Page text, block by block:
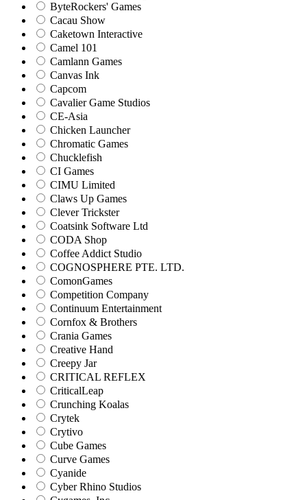
ByteRockers' Games
Cacau Show
Caketown Interactive
Camel 101
Camlann Games
Canvas Ink
Capcom
Cavalier Game Studios
CE-Asia
Chicken Launcher
Chromatic Games
Chucklefish
CI Games
CIMU Limited
Claws Up Games
Clever Trickster
Coatsink Software Ltd
CODA Shop
Coffee Addict Studio
COGNOSPHERE PTE. LTD.
ComonGames
Competition Company
Continuum Entertainment
Cornfox & Brothers
Crania Games
Creative Hand
Creepy Jar
CRITICAL REFLEX
CriticalLeap
Crunching Koalas
Crytek
Crytivo
Cube Games
Curve Games
Cyanide
Cyber Rhino Studios